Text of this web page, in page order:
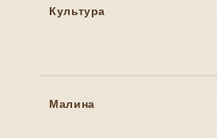
Культура
Малина